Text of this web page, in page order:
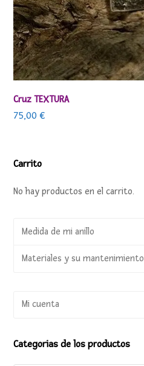
Cruz TEXTURA
75,00€
Carrito
No hay productos en el carrito.
Medida de mi anillo
Materiales y su mantenimiento
Mi cuenta
Categorias de los productos